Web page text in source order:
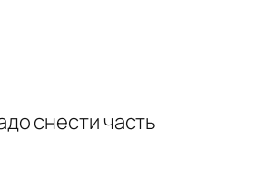
снести часть